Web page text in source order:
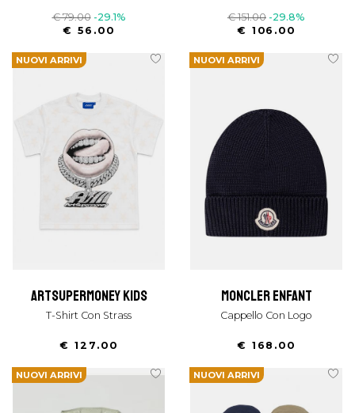
€ 79.00 -29.1%
€ 56.00
€ 151.00 -29.8%
€ 106.00
NUOVI ARRIVI
artsupermoney kids
T-Shirt Con Strass
€ 127.00
NUOVI ARRIVI
moncler enfant
Cappello Con Logo
€ 168.00
NUOVI ARRIVI NUOVI ARRIVI